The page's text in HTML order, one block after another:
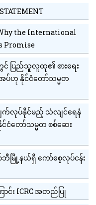
the International
Promise
ပြည်သူလူထု၏ စားရေး
ပ်ဟု နိုင်ငံတော်သမ္မတ
ျက်လုပ်နိုင်မည့် သံလျင်ရေနံ
ငံတော်သမ္မတ စစ်ဆေး
ဘီမြို့နယ်ရှိ ကော်စေ့လုပ်ငန်း
င်း ICRC အတည်ပြု